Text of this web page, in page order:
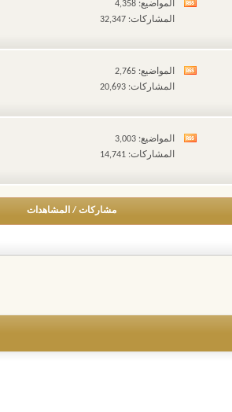
مشاهدة
هذا
المنتدى
المواضيع: 4,358
المشاركات: 32,347
مشاهدة
هذا
المنتدى
المواضيع: 2,765
المشاركات: 20,693
مشاهدة
هذا
المواضيع: 3,003
المشاركات: 14,741
مشاركات/ المشاهدات